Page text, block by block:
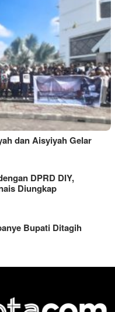
dan Aisyiyah Gelar
DPRD DIY,
Diungkap
Bupati Ditagih